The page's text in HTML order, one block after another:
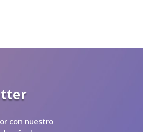
con nuestro